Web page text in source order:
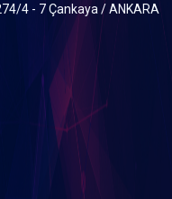
4 - 7 Çankaya / ANKARA